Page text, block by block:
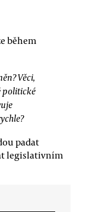
během
Věci,
politické
padat
legislativním